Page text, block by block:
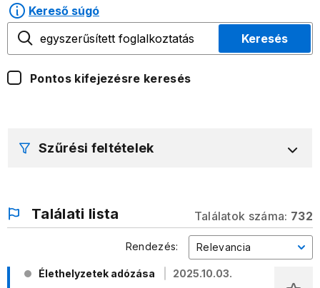
Kereső súgó
Keresés
Pontos kifejezésre keresés
Találati lista Találatok száma: 732
Rendezés: Relevancia
Élethelyzetek adózása 2025.10.03.
Szűrési feltételek